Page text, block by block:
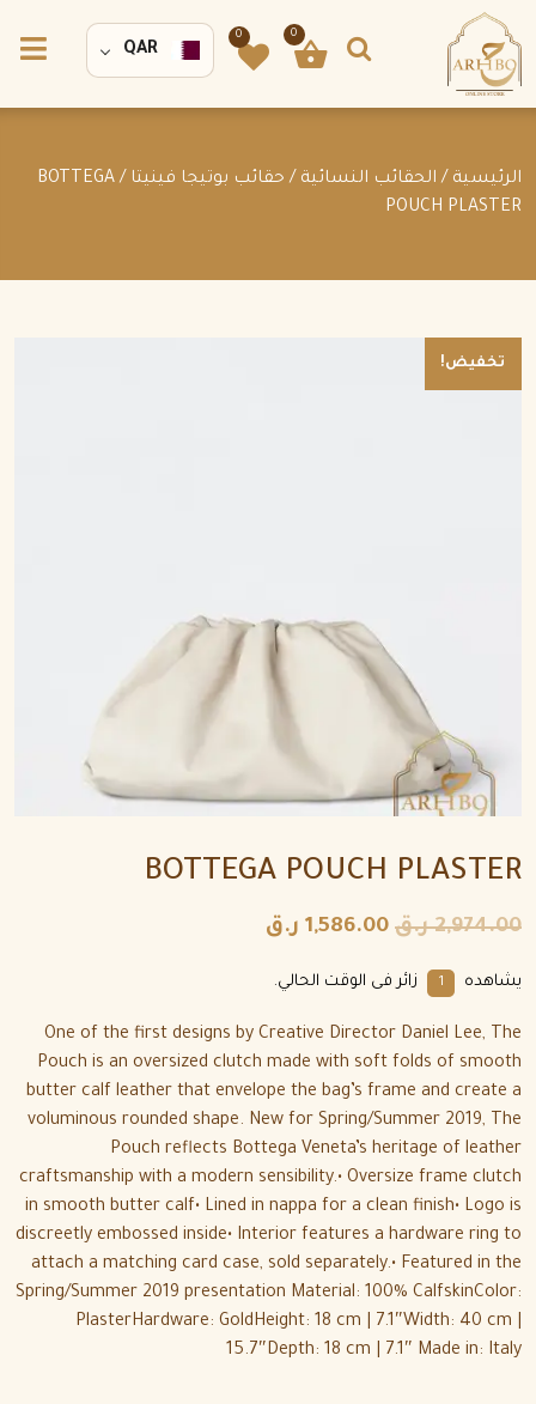
0
0
QAR
الرئيسية / الحقائب النسائية / حقائب بوتيجا فينيتا
/ BOTTEGA
POUCH PLASTER
تخفيض!
BOTTEGA POUCH PLASTER
2,974.00 ر.ق 1,586.00 ر.ق
يشاهده 1 زائر فى الوقت الحالي.
One of the first designs by Creative Director Daniel Lee, The
Pouch is an oversized clutch made with soft folds of smooth
butter calf leather that envelope the bag’s frame and create a
voluminous rounded shape. New for Spring/Summer 2019, The
Pouch reflects Bottega Veneta’s heritage of leather
craftsmanship with a modern sensibility.• Oversize frame clutch
in smooth butter calf• Lined in nappa for a clean finish• Logo is
discreetly embossed inside• Interior features a hardware ring to
attach a matching card case, sold separately.• Featured in the
Spring/Summer 2019 presentation Material: 100% CalfskinColor:
PlasterHardware: GoldHeight: 18 cm | 7.1″Width: 40 cm |
15.7″Depth: 18 cm | 7.1″ Made in: Italy